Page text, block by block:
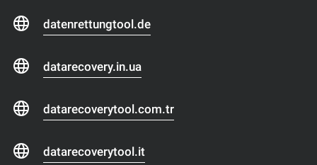
datenrettungtool.de
datarecovery.in.ua
datarecoverytool.com.tr
datarecoverytool.it